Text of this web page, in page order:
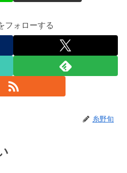
フォローする
糸野旬